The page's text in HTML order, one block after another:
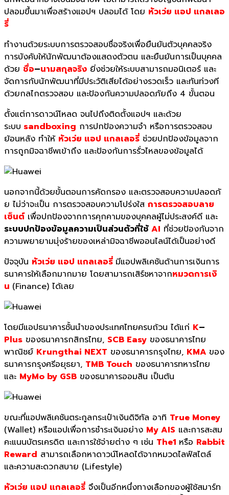
ปลอมขึ้นมาเพื่อสร้างแอปฯ ปลอมได้ โดย หัวเว่ย แอป แกลเลอ
รี่
ทำงานด้วยระบบการตรวจสอบชื่อจริงเพื่อยืนยันตัวบุคคลจริง
การบังคับให้นักพัฒนาต้องแสดงตัวตน และยืนยันการเป็นบุคคล
ด้วย ชื่อ–นามสกุลจริง ยิ่งช่วยให้ระบบสามารถมอนิเตอร์ และ
จัดการกับนักพัฒนาที่มีประวัติเสียได้อย่างรวดเร็ว และทันท่วงที
ด้วยกลไกตรวจสอบ และป้องกันความปลอดภัยถึง 4 ขั้นตอน
ตั้งแต่การดาวน์โหลด จนไปถึงติดตั้งแอปฯ และด้วย
ระบบ sandboxing การปกป้องความจำ หรือการตรวจสอบ
ย้อนหลัง ทำให้ หัวเว่ย แอป แกลเลอรี่ ช่วยปกป้องข้อมูลจาก
การถูกมิจฉาชีพเข้าถึง และป้องกันการรั่วไหลของข้อมูลได้
นอกจากนี้ด้วยขั้นตอนการคัดกรอง และตรวจสอบความปลอดภั
ย ไม่ว่าจะเป็น การตรวจสอบความโปร่งใส การตรวจสอบลาย
เซ็นต์เพื่อปกป้องจากการคุกคามของบุคคลผู้ไม่ประสงค์ดี และ
ระบบปกป้องข้อมูลความเป็นส่วนตัวที่ใช้ AI ที่ช่วยป้องกันจาก
ความพยายามมุ่งร้ายของเหล่ามิจฉาชีพออนไลน์ได้เป็นอย่างดี
ปัจจุบัน หัวเว่ย แอป แกลเลอรี่ มีแอปพลิเคชันด้านการเงินการ
ธนาคารให้เลือกมากมาย โดยสามารถเสิร์ชหาจากหมวดการเงิ
น (Finance) ได้เลย
โดยมีแอปธนาคารชั้นนำของประเทศไทยครบถ้วน ได้แก่ K–
Plus ของธนาคารกสิกรไทย, SCB Easy ของธนาคารไทย
พาณิชย์ Krungthai NEXT ของธนาคารกรุงไทย, KMA ของ
ธนาคารกรุงศรีอยุธยา, TMB Touch ของธนาคารทหารไทย
และ MyMo by GSB ของธนาคารออมสิน เป็นต้น
ขณะที่แอปพลิเคชันตระกูลกระเป๋าเงินดิจิทัล อาทิ True Money
(Wallet) หรือแอปเพื่อการชำระเงินอย่าง My AIS และการสะสม
คะแนนบัตรเครดิต และการใช้จ่ายต่าง ๆ เช่น The1 หรือ Rabbit
Reward สามารถเลือกหาดาวน์โหลดได้จากหมวดไลฟ์สไตล์
และความสะดวกสบาย (Lifestyle)
หัวเว่ย แอป แกลเลอรี่ จึงเป็นอีกหนึ่งทางเลือกของผู้ใช้สมาร์ท